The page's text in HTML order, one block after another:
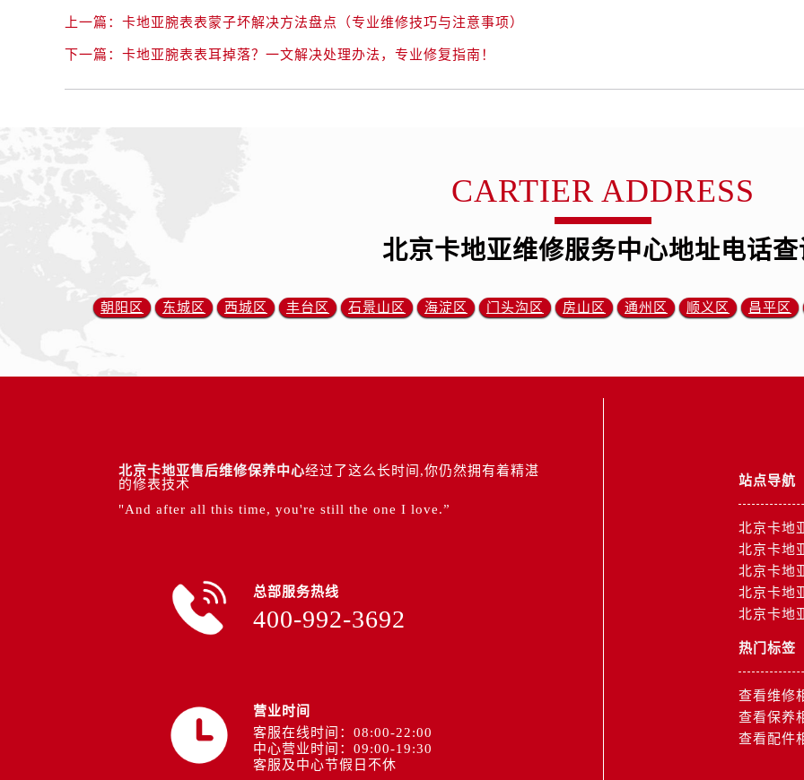
上一篇： 卡地亚腕表表蒙子坏解决方法盘点（专业维修技巧与注意事项）
下一篇： 卡地亚腕表表耳掉落？一文解决处理办法，专业修复指南！
CARTIER ADDRESS
北京卡地亚维修服务中心地址电话查
朝阳区 东城区 西城区 丰台区 石景山区 海淀区 门头沟区 房山区 通州区 顺义区 昌平区
北京卡地亚售后维修保养中心经过了这么长时间,你仍然拥有着精湛
的修表技术
"And after all this time, you're still the one I love.”
总部服务热线
400-992-3692
营业时间
客服在线时间：08:00-22:00
中心营业时间：09:00-19:30
客服及中心节假日不休
站点导航
北京卡地
北京卡地
北京卡地
北京卡地
北京卡地
热门标签
查看维修
查看保养
查看配件